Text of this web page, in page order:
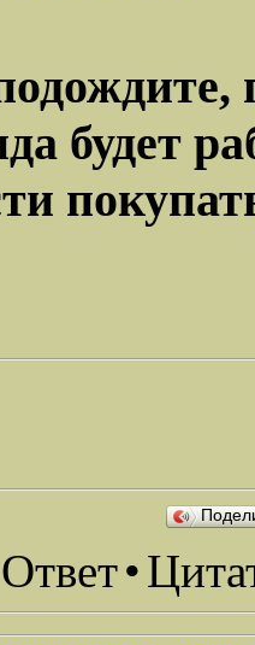
будет
Ответ•